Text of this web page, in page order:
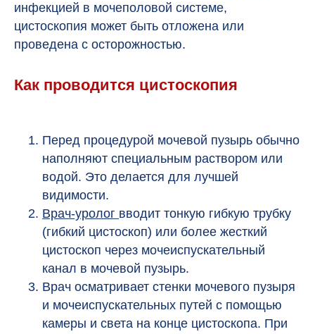
инфекцией в мочеполовой системе,
цистоскопия может быть отложена или
проведена с осторожностью.
Как проводится цистоскопия
Перед процедурой мочевой пузырь обычно
наполняют специальным раствором или
водой. Это делается для лучшей
видимости.
Врач-уролог вводит тонкую гибкую трубку
(гибкий цистоскоп) или более жесткий
цистоскоп через мочеиспускательный
канал в мочевой пузырь.
Врач осматривает стенки мочевого пузыря
и мочеиспускательных путей с помощью
камеры и света на конце цистоскопа. При